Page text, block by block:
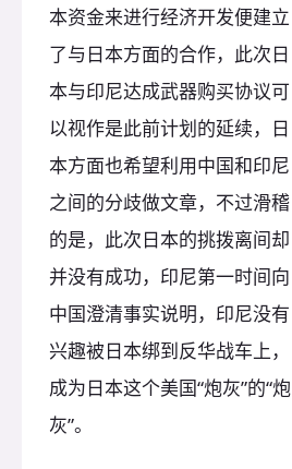
本资金来进行经济开发便建立
了与日本方面的合作，此次日
本与印尼达成武器购买协议可
以视作是此前计划的延续，日
本方面也希望利用中国和印尼
之间的分歧做文章，不过滑稽
的是，此次日本的挑拨离间却
并没有成功，印尼第一时间向
中国澄清事实说明，印尼没有
兴趣被日本绑到反华战车上，
成为日本这个美国“炮灰”的“炮
灰”。